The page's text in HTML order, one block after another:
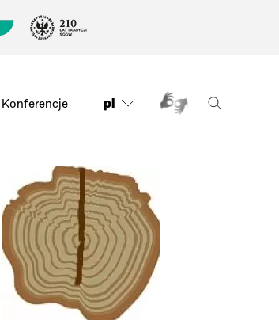
Konferencje pl